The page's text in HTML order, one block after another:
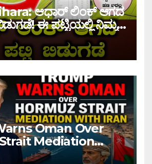
ಆಧಾರ್ ಲಿಂಕ್ ಆಗದ
ಈ ಪಟ್ಟಿಯಲ್ಲಿ ನಿಮ್ಮ
ನಿಮಗೆ ಹಣ ಜಮಾ ಆಗಲ್ಲ !
Oman Over
Mediation